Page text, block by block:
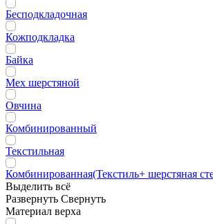
Бесподкладочная
Кожподкладка
Байка
Мех шерстяной
Овчина
Комбинированный
Текстильная
Комбинированная(Текстиль+ шерстяная
Выделить всё
Развернуть Свернуть
Материал верха